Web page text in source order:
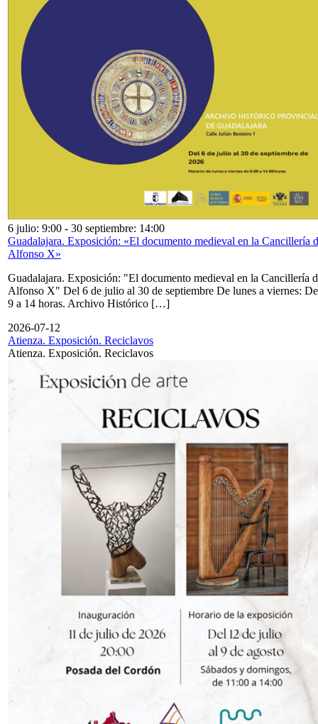
6 julio: 9:00 - 30 septiembre: 14:00
Guadalajara. Exposición: «El documento medieval en la Cancillería
Alfonso X»
Guadalajara. Exposición: "El documento medieval en la Cancillería
Alfonso X" Del 6 de julio al 30 de septiembre De lunes a viernes: De
9 a 14 horas. Archivo Histórico […]
2026-07-12
Atienza. Exposición. Reciclavos
Atienza. Exposición. Reciclavos